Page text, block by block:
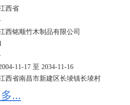
须经批准的项目,经相关部门批准后方可
...